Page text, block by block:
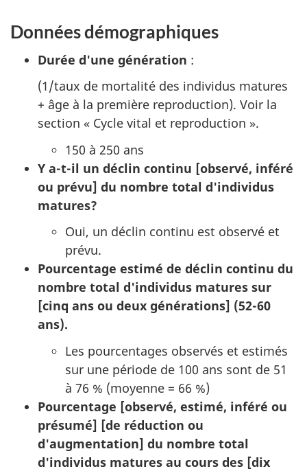
Données démographiques
Durée d'une génération :
(1/taux de mortalité des individus matures
+ âge à la première reproduction). Voir la
section « Cycle vital et reproduction ».
150 à 250 ans
Y a-t-il un déclin continu [observé, inféré
ou prévu] du nombre total d'individus
matures?
Oui, un déclin continu est observé et
prévu.
Pourcentage estimé de déclin continu du
nombre total d'individus matures sur
[cinq ans ou deux générations] (52-60
ans).
Les pourcentages observés et estimés
sur une période de 100 ans sont de 51
à 76 % (moyenne = 66 %)
Pourcentage [observé, estimé, inféré ou
présumé] [de réduction ou
d'augmentation] du nombre total
d'individus matures au cours des [dix